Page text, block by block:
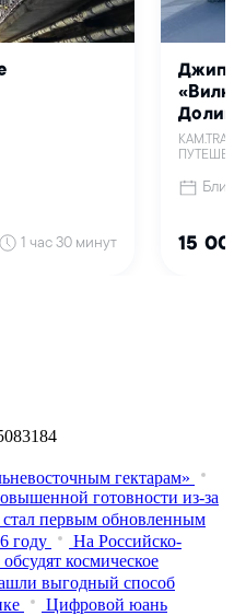
гектарам»
готовности из‑за
первым обновленным
году
На Российско-
космическое
выгодный способ
Цифровой юань